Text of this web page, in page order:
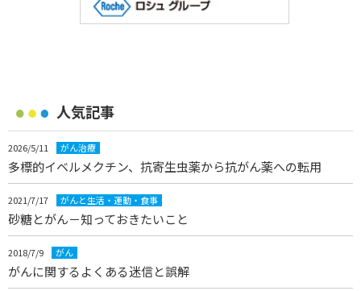
人気記事
2026/5/11 がん治療
多標的イベルメクチン、抗寄生虫薬から抗がん薬への転用
2021/7/17 がんと生活・運動・食事
砂糖とがん－知っておきたいこと
2018/7/9 がん
がんに関するよくある迷信と誤解